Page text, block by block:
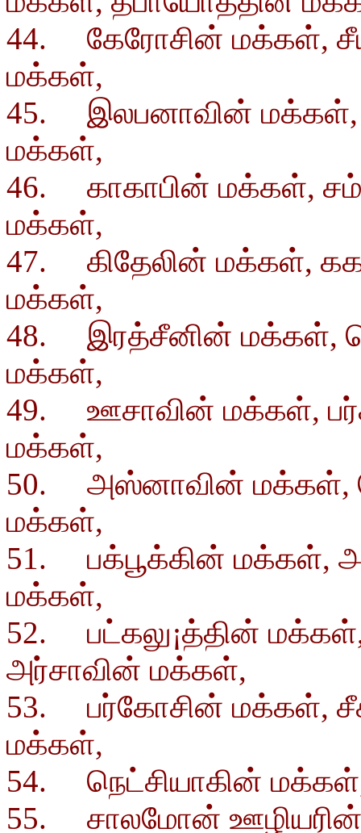
44. கேரோசின் மக்கள்,
மக்கள்,
45. இலபனாவின் மக்கள்,
மக்கள்,
46. காகாபின் மக்கள்,
மக்கள்,
47. கிதேலின் மக்கள்,
மக்கள்,
48. இரத்சீனின் மக்கள்,
மக்கள்,
49. ஊசாவின் மக்கள்,
மக்கள்,
50. அஸ்னாவின் மக்கள்,
மக்கள்,
51. பக்பூக்கின் மக்கள்,
மக்கள்,
52. பட்கலு¡த்தின்
அர்சாவின் மக்கள்,
53. பர்கோசின் மக்கள்,
மக்கள்,
54. நெட்சியாகின்
55. சாலமோன்